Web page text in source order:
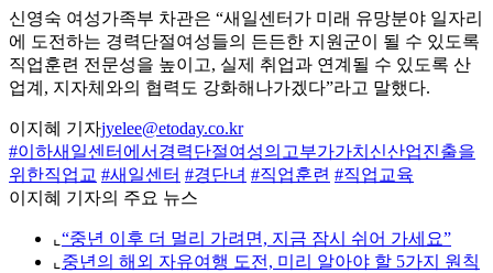
신영숙 여성가족부 차관은 “새일센터가 미래 유망분야 일자리
에 도전하는 경력단절여성들의 든든한 지원군이 될 수 있도록
직업훈련 전문성을 높이고, 실제 취업과 연계될 수 있도록 산
업계, 지자체와의 협력도 강화해나가겠다”라고 말했다.
이지혜 기자jyelee@etoday.co.kr
#이하새일센터에서경력단절여성의고부가가치신산업진출을
위한직업교 #새일센터 #경단녀 #직업훈련 #직업교육
이지혜 기자의 주요 뉴스
⌞ “중년 이후 더 멀리 가려면, 지금 잠시 쉬어 가세요”
⌞ 중년의 해외 자유여행 도전, 미리 알아야 할 5가지 원칙